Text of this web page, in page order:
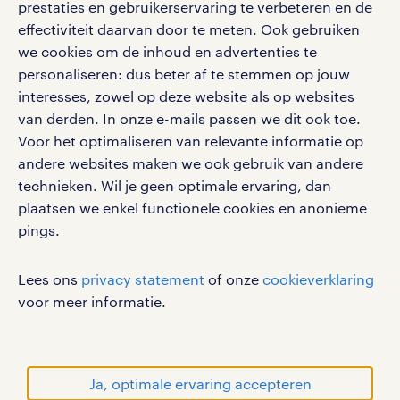
prestaties en gebruikerservaring te verbeteren en de
effectiviteit daarvan door te meten. Ook gebruiken
we cookies om de inhoud en advertenties te
personaliseren: dus beter af te stemmen op jouw
interesses, zowel op deze website als op websites
van derden. In onze e-mails passen we dit ook toe.
Voor het optimaliseren van relevante informatie op
andere websites maken we ook gebruik van andere
technieken. Wil je geen optimale ervaring, dan
plaatsen we enkel functionele cookies en anonieme
pings.
Lees ons privacy statement of onze cookieverklaring
voor meer informatie.
Ja, optimale ervaring accepteren
bruto-netto calculator
apple app store
google play store
social media
Volg ons voor de leukste content omtrent
vacatures, solliciteren en inspiratie.
werken bij randstad